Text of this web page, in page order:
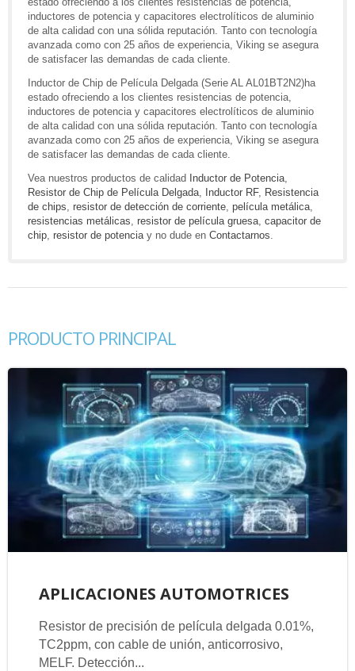
inductores de potencia y capacitores electrolíticos de aluminio
de alta calidad con una sólida reputación. Tanto con tecnología
avanzada como con 25 años de experiencia, Viking se asegura
de satisfacer las demandas de cada cliente.
Inductor de Chip de Película Delgada (Serie AL AL01BT2N2)ha
estado ofreciendo a los clientes resistencias de potencia,
inductores de potencia y capacitores electrolíticos de aluminio
de alta calidad con una sólida reputación. Tanto con tecnología
avanzada como con 25 años de experiencia, Viking se asegura
de satisfacer las demandas de cada cliente.
Vea nuestros productos de calidad
Inductor de Potencia,
Resistor de Chip de Película Delgada, Inductor RF, Resistencia
de chips, resistor de detección de corriente, película metálica,
resistencias metálicas, resistor de película gruesa, capacitor de
chip, resistor de potenciay no dude en Contactarnos.
PRODUCTO PRINCIPAL
APLICACIONES AUTOMOTRICES
Resistor de precisión de película delgada 0.01%,
TC2ppm, con cable de unión, anticorrosivo,
MELF. Detección...